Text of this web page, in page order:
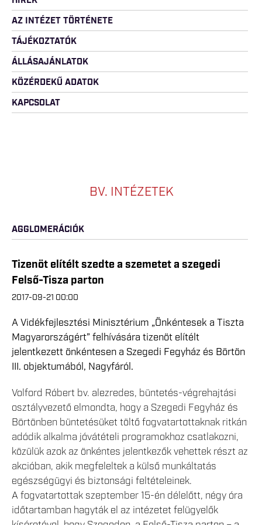
AZ INTÉZET TÖRTÉNETE
TÁJÉKOZTATÓK
ÁLLÁSAJÁNLATOK
KÖZÉRDEKŰ ADATOK
KAPCSOLAT
BV. INTÉZETEK
AGGLOMERÁCIÓK
Tizenöt elítélt szedte a szemetet a szegedi
Felső-Tisza parton
2017-09-21 00:00
A Vidékfejlesztési Minisztérium „Önkéntesek a Tiszta
Magyarországért” felhívására tizenöt elítélt
jelentkezett önkéntesen a Szegedi Fegyház és Börtön
III. objektumából, Nagyfáról.
Volford Róbert bv. alezredes, büntetés-végrehajtási
osztályvezető elmondta, hogy a Szegedi Fegyház és
Börtönben büntetésüket töltő fogvatartottaknak ritkán
adódik alkalma jóvátételi programokhoz csatlakozni,
közülük azok az önkéntes jelentkezők vehettek részt az
akcióban, akik megfeleltek a külső munkáltatás
egészségügyi és biztonsági feltételeinek.
A fogvatartottak szeptember 15-én délelőtt, négy óra
időtartamban hagyták el az intézetet felügyelők